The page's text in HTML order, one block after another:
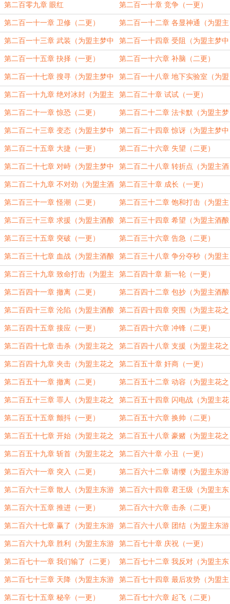
第二百零九章 眼红 第二百一十章 竞争（一更）
第二百一十一章 卫修（二更） 第二百一十二章 各显神通（为盟主
梦中的流火加更）（三更）
第二百一十三章 武装（为盟主梦中
的流火加更）（四更）
第二百一十四章 受阻（为盟主梦中
的流火加更）（五更）
第二百一十五章 抉择（一更） 第二百一十六章 补脑（二更）
第二百一十七章 搜寻（为盟主梦中
的流火加更）（三更）
第二百一十八章 地下实验室（为盟
主梦中的流火加更）（四更）
第二百一十九章 绝对冰封（为盟主
梦中的流火加更）（五更）
第二百二十章 试试（一更）
第二百二十一章 惊恐（二更） 第二百二十二章 法卡默（为盟主梦
中的流火加更）（三更）
第二百二十三章 变态（为盟主梦中
的流火加更）（四更）
第二百二十四章 惊讶（为盟主梦中
的流火加更）（五更）
第二百二十五章 大捷（一更） 第二百二十六章 失望（二更）
第二百二十七章 对峙（为盟主梦中
的流火加更）（三更）
第二百二十八章 转折点（为盟主酒
酿甲鱼汤加更）（四更）
第二百二十九章 不对劲（为盟主酒
酿甲鱼汤加更）（五更）
第二百三十章 成长（一更）
第二百三十一章 怪潮（二更） 第二百三十二章 饱和打击（为盟主
酒酿甲鱼汤加更）（三更）
第二百三十三章 求援（为盟主酒酿
甲鱼汤加更）（四更）
第二百三十四章 希望（为盟主酒酿
甲鱼汤加更）（五更）
第二百三十五章 突破（一更） 第二百三十六章 告急（二更）
第二百三十七章 血战（为盟主酒酿
甲鱼汤加更）（三更）
第二百三十八章 争分夺秒（为盟主
酒酿甲鱼汤加更）（四更）
第二百三十九章 致命打击（为盟主
酒酿甲鱼汤加更）（五更）
第二百四十章 新一轮（一更）
第二百四十一章 撤离（二更） 第二百四十二章 包抄（为盟主酒酿
甲鱼汤加更）（三更）
第二百四十三章 沦陷（为盟主酒酿
甲鱼汤加更）（四更）
第二百四十四章 突围（为盟主花之
梦缘之空加更）（五更）
第二百四十五章 接应（一更） 第二百四十六章 冲锋（二更）
第二百四十七章 击杀（为盟主花之
梦缘之空加更）（三更）
第二百四十八章 支援（为盟主花之
梦缘之空加更）（四更）
第二百四十九章 夹击（为盟主花之
梦缘之空加更）（五更）
第二百五十章 奸商（一更）
第二百五十一章 撤离（二更） 第二百五十二章 动容（为盟主花之
梦缘之空加更）（三更）
第二百五十三章 罪人（为盟主花之
梦缘之空加更）（四更）
第二百五十四章 闪电战（为盟主花
之梦缘之空加更）（五更）
第二百五十五章 颤抖（一更） 第二百五十六章 换帅（二更）
第二百五十七章 开始（为盟主花之
梦缘之空加更）（三更）
第二百五十八章 豪赌（为盟主花之
梦缘之空加更）（四更）
第二百五十九章 斩首（为盟主花之
梦缘之空加更）（五更）
第二百六十章 小丑（一更）
第二百六十一章 突入（二更） 第二百六十二章 请缨（为盟主东游
灵雨加更）（三更）
第二百六十三章 散人（为盟主东游
灵雨加更）（四更）
第二百六十四章 君王级（为盟主东
游灵雨加更）（五更）
第二百六十五章 推进（一更） 第二百六十六章 击杀（二更）
第二百六十七章 赢了（为盟主东游
灵雨加更）（三更）
第二百六十八章 团结（为盟主东游
灵雨加更）（四更）
第二百六十九章 胜利（为盟主东游
灵雨加更）（五更）
第二百七十章 庆祝（一更）
第二百七十一章 我们输了（二更） 第二百七十二章 我反对（为盟主东
游灵雨加更）（三更）
第二百七十三章 天降（为盟主东游
灵雨加更）（四更）
第二百七十四章 最后攻势（为盟主
东游灵雨加更）（五更）
第二百七十五章 秘辛（一更） 第二百七十六章 起飞（二更）